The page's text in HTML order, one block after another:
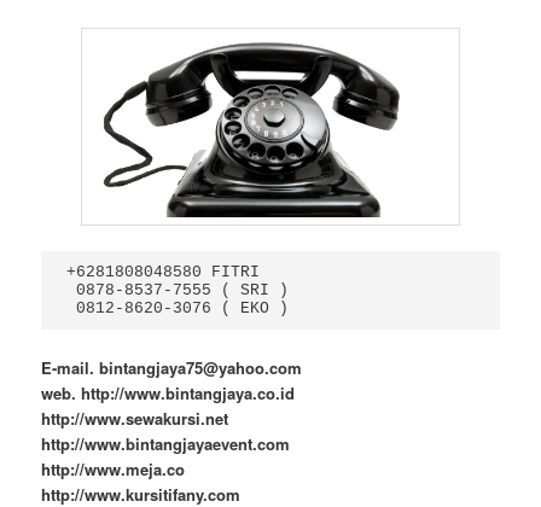
+6281808048580 FITRI
0878-8537-7555 ( SRI )
0812-8620-3076 ( EKO )
E-mail. bintangjaya75@yahoo.com
web. http://www.bintangjaya.co.id
http://www.sewakursi.net
http://www.bintangjayaevent.com
http://www.meja.co
http://www.kursitifany.com